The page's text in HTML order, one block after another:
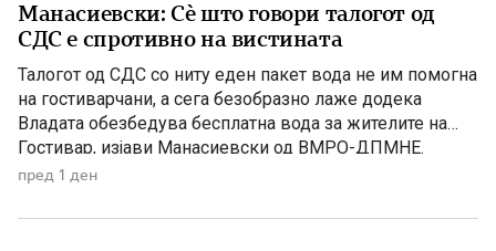
Манасиевски: Сè што говори талогот од
СДС е спротивно на вистината
Талогот од СДС со ниту еден пакет вода не им помогна
на гостиварчани, а сега безобразно лаже додека
Владата обезбедува бесплатна вода за жителите на
Гостивар, изјави Манасиевски од ВМРО-ДПМНЕ.
„Колку злоба и неискреност има во СДС, кога дрско се
интереси со водата што Владата бесплатно им ја дели
пред 1 ден